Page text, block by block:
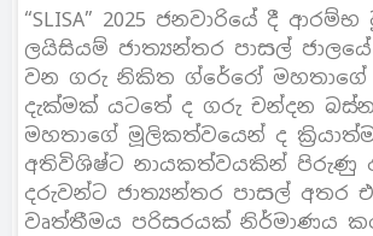
“SLISA” 2025 ජනවාරියේ දී
ලයිසියම් ජාත්‍යන්තර පාසල්
වන ගරු නිකිත ග්රේරෝ මහතාගේ
දැක්මක් යටතේ ද ගරු චන්දන
මහතාගේ මූලිකත්වයෙන් ද
අතිවිශිෂ්ට නායකත්වයකින් පිරුණු
දරුවන්ට ජාත්‍යන්තර පාසල් අතර
වෘත්තීමය පරිසරයක් නිර්මාණය